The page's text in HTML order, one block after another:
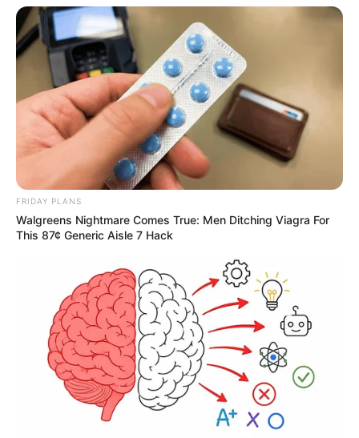
FRIDAY PLANS
Walgreens Nightmare Comes True: Men Ditching Viagra For
This 87¢ Generic Aisle 7 Hack